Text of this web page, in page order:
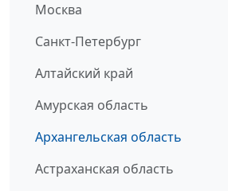
Москва
Санкт-Петербург
Алтайский край
Амурская область
Архангельская область
Астраханская область